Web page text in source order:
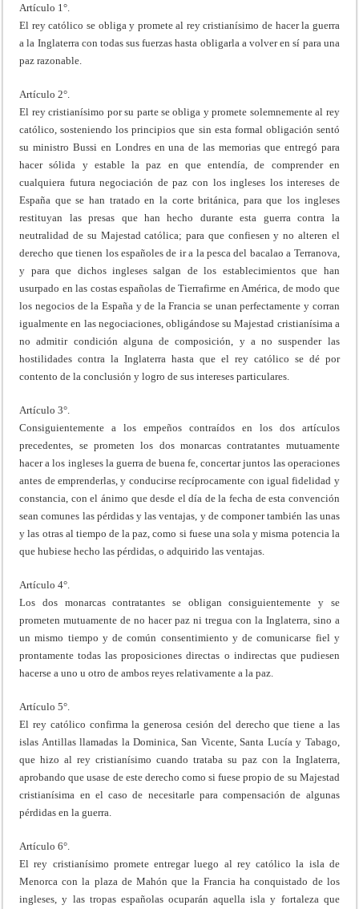
Artículo 1°.
El rey católico se obliga y promete al rey cristianísimo de hacer la guerra
a la Inglaterra con todas sus fuerzas hasta obligarla a volver en sí para una
paz razonable.
Artículo 2°.
El rey cristianísimo por su parte se obliga y promete solemnemente al rey
católico, sosteniendo los principios que sin esta formal obligación sentó
su ministro Bussi en Londres en una de las memorias que entregó para
hacer sólida y estable la paz en que entendía, de comprender en
cualquiera futura negociación de paz con los ingleses los intereses de
España que se han tratado en la corte británica, para que los ingleses
restituyan las presas que han hecho durante esta guerra contra la
neutralidad de su Majestad católica; para que confiesen y no alteren el
derecho que tienen los españoles de ir a la pesca del bacalao a Terranova,
y para que dichos ingleses salgan de los establecimientos que han
usurpado en las costas españolas de Tierrafirme en América, de modo que
los negocios de la España y de la Francia se unan perfectamente y corran
igualmente en las negociaciones, obligándose su Majestad cristianísima a
no admitir condición alguna de composición, y a no suspender las
hostilidades contra la Inglaterra hasta que el rey católico se dé por
contento de la conclusión y logro de sus intereses particulares.
Artículo 3°.
Consiguientemente a los empeños contraídos en los dos artículos
precedentes, se prometen los dos monarcas contratantes mutuamente
hacer a los ingleses la guerra de buena fe, concertar juntos las operaciones
antes de emprenderlas, y conducirse recíprocamente con igual fidelidad y
constancia, con el ánimo que desde el día de la fecha de esta convención
sean comunes las pérdidas y las ventajas, y de componer también las unas
y las otras al tiempo de la paz, como si fuese una sola y misma potencia la
que hubiese hecho las pérdidas, o adquirido las ventajas.
Artículo 4°.
Los dos monarcas contratantes se obligan consiguientemente y se
prometen mutuamente de no hacer paz ni tregua con la Inglaterra, sino a
un mismo tiempo y de común consentimiento y de comunicarse fiel y
prontamente todas las proposiciones directas o indirectas que pudiesen
hacerse a uno u otro de ambos reyes relativamente a la paz.
Artículo 5°.
El rey católico confirma la generosa cesión del derecho que tiene a las
islas Antillas llamadas la Dominica, San Vicente, Santa Lucía y Tabago,
que hizo al rey cristianísimo cuando trataba su paz con la Inglaterra,
aprobando que usase de este derecho como si fuese propio de su Majestad
cristianísima en el caso de necesitarle para compensación de algunas
pérdidas en la guerra.
Artículo 6°.
El rey cristianísimo promete entregar luego al rey católico la isla de
Menorca con la plaza de Mahón que la Francia ha conquistado de los
ingleses, y las tropas españolas ocuparán aquella isla y fortaleza que